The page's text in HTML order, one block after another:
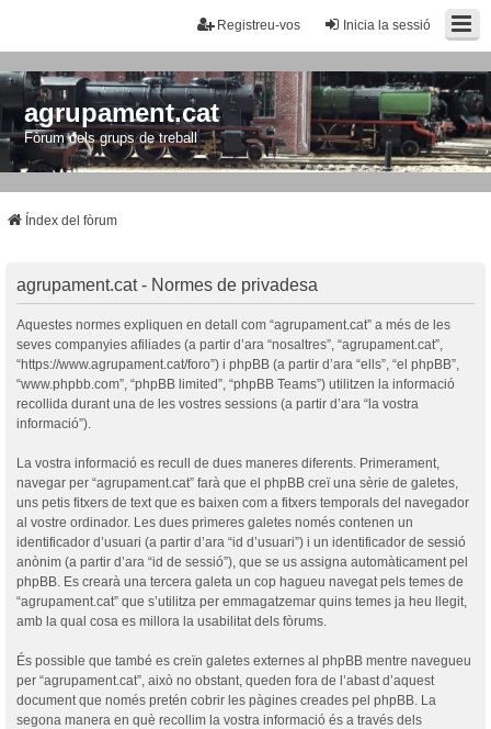
Inicia la sessió
Registreu-vos
agrupament.cat
Fòrum dels grups de treball
Índex del fòrum
agrupament.cat - Normes de privadesa
Aquestes normes expliquen en detall com “agrupament.cat” a més de les
seves companyies afiliades (a partir d’ara “nosaltres”, “agrupament.cat”,
“https://www.agrupament.cat/foro”) i phpBB (a partir d’ara “ells”, “el phpBB”,
“www.phpbb.com”, “phpBB limited”, “phpBB Teams”) utilitzen la informació
recollida durant una de les vostres sessions (a partir d’ara “la vostra
informació”).
La vostra informació es recull de dues maneres diferents. Primerament,
navegar per “agrupament.cat” farà que el phpBB creï una sèrie de galetes,
uns petis fitxers de text que es baixen com a fitxers temporals del navegador
al vostre ordinador. Les dues primeres galetes només contenen un
identificador d’usuari (a partir d’ara “id d’usuari”) i un identificador de sessió
anònim (a partir d’ara “id de sessió”), que se us assigna automàticament pel
phpBB. Es crearà una tercera galeta un cop hagueu navegat pels temes de
“agrupament.cat” que s’utilitza per emmagatzemar quins temes ja heu llegit,
amb la qual cosa es millora la usabilitat dels fòrums.
És possible que també es creïn galetes externes al phpBB mentre navegueu
per “agrupament.cat”, això no obstant, queden fora de l’abast d’aquest
document que només pretén cobrir les pàgines creades pel phpBB. La
segona manera en què recollim la vostra informació és a través dels